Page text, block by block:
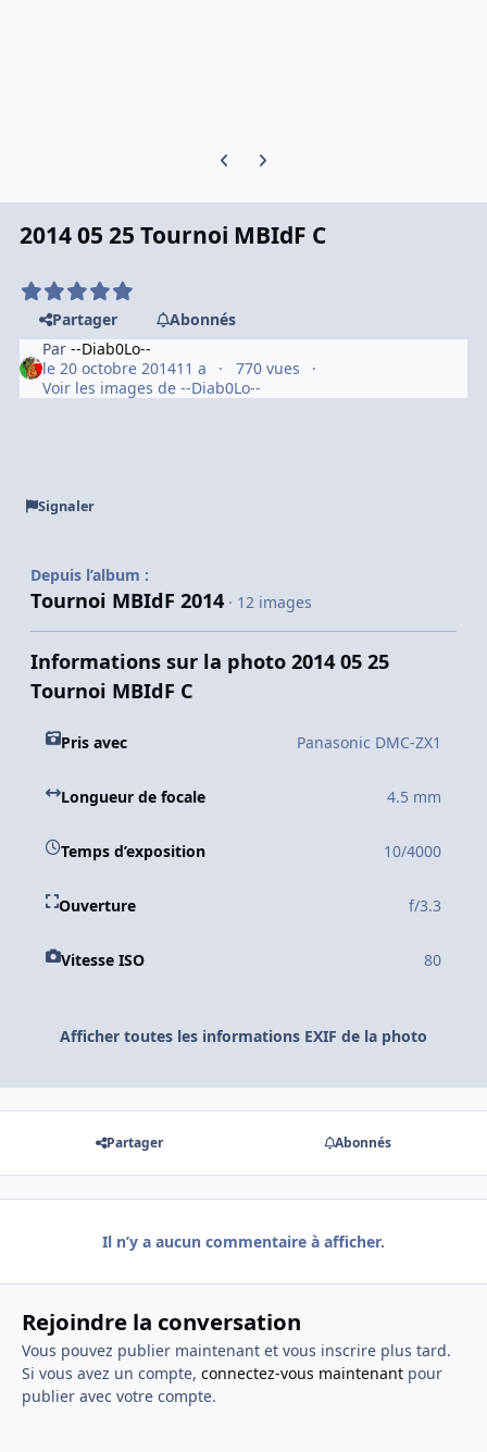
Previous carousel slide
Next carousel slide
2014 05 25 Tournoi MBIdF C
Partager
Abonnés
Par--Diab0Lo--
le 20 octobre 201411 a
770 vues
Voir les images de --Diab0Lo--
Signaler
Depuis l’album :
Tournoi MBIdF 2014 · 12 images
Informations sur la photo 2014 05 25
Tournoi MBIdF C
Pris avec Panasonic DMC-ZX1
Longueur de focale 4.5 mm
Temps d’exposition 10/4000
Ouverture f/3.3
Vitesse ISO 80
Afficher toutes les informations EXIF de la photo
Partager Abonnés
Il n’y a aucun commentaire à afficher.
Rejoindre la conversation
Vous pouvez publier maintenant et vous inscrire plus tard.
Si vous avez un compte, connectez-vous maintenantpour
publier avec votre compte.